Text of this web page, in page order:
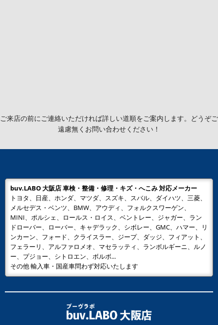
ご来店の前にご連絡いただければ詳しい道順をご案内します。どうぞご
遠慮無くお問い合わせください！
buv.LABO 大阪店 車検・整備・修理・キズ・へこみ 対応メーカー
トヨタ、日産、ホンダ、マツダ、スズキ、スバル、ダイハツ、三菱、
メルセデス・ベンツ、BMW、アウディ、フォルクスワーゲン、
MINI、ポルシェ、ロールス・ロイス、ベントレー、ジャガー、ラン
ドローバー、ローバー、キャデラック、シボレー、GMC、ハマー、リ
ンカーン、フォード、クライスラー、ジープ、ダッジ、フィアット、
フェラーリ、アルファロメオ、マセラッティ、ランボルギーニ、ルノ
ー、プジョー、シトロエン、ボルボ...
その他 輸入車・国産車問わず対応いたします